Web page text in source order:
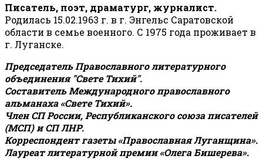
Писатель, поэт, драматург, журналист.
Родилась 15.02.1963 г. в г. Энгельс Саратовской
области в семье военного. С 1975 года проживает в
г. Луганске.
Председатель Православного литературного
объединения "Свете Тихий".
Составитель Международного православного
альманаха «Свете Тихий».
Член СП России, Республиканского союза писателей
(МСП) и СП ЛНР.
Корреспондент газеты «Православная Луганщина».
Лауреат литературной премии «Олега Бишерева».